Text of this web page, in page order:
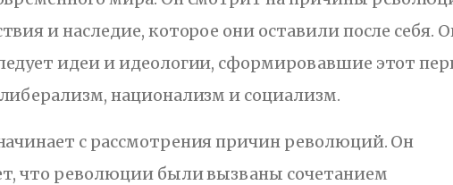
и наследие, которое они оставили после себя.
идеи и идеологии, сформировавшие этот
национализм и социализм.
с рассмотрения причин революций. Он
что революции были вызваны сочетанием